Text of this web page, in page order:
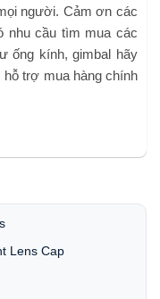
người. Cảm ơn các
nhu cầu tìm mua các
ống kính, gimbal hãy
trợ mua hàng chính
Lens Cap